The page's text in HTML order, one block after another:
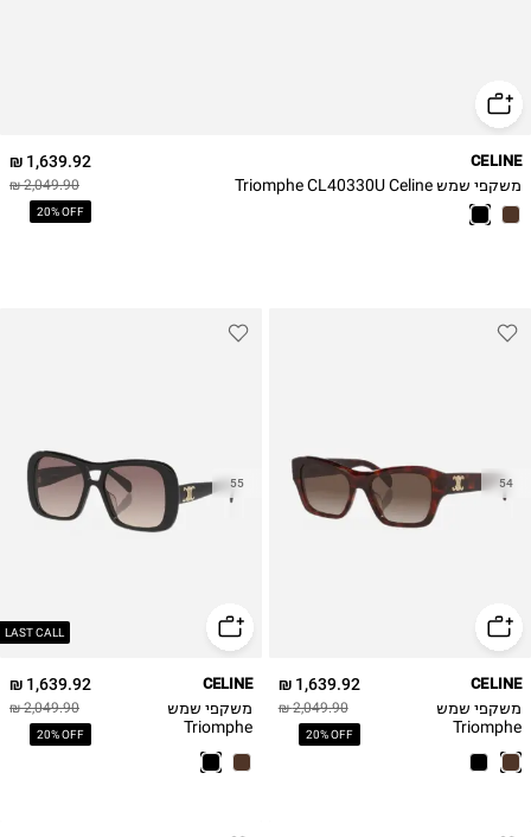
1,639.92 ₪
2,049.90 ₪
20% OFF
CELINE
משקפי שמש Triomphe CL40330U Celine
54
1,639.92 ₪
2,049.90 ₪
20% OFF
CELINE
משקפי שמש
Triomphe
LAST CALL
55
1,639.92 ₪
2,049.90 ₪
20% OFF
CELINE
משקפי שמש
Triomphe